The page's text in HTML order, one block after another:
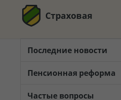
Страховая
Последние новости
Пенсионная реформа
Частые вопросы